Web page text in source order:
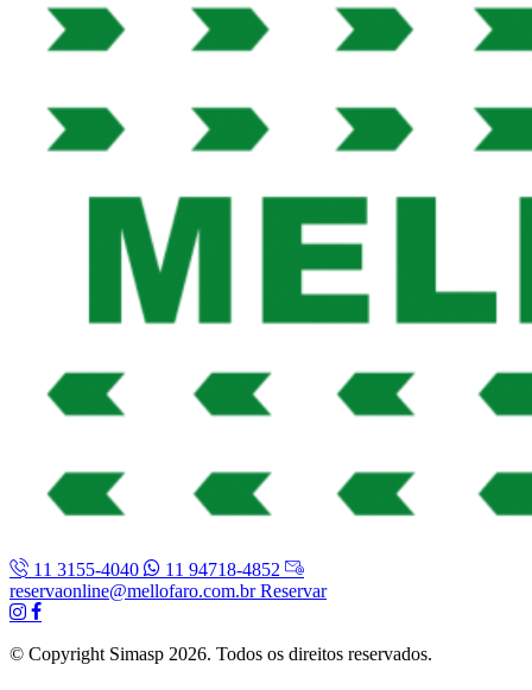
11 3155-4040
11 94718-4852
reservaonline@mellofaro.com.brReservar
© Copyright Simasp 2026. Todos os direitos reservados.